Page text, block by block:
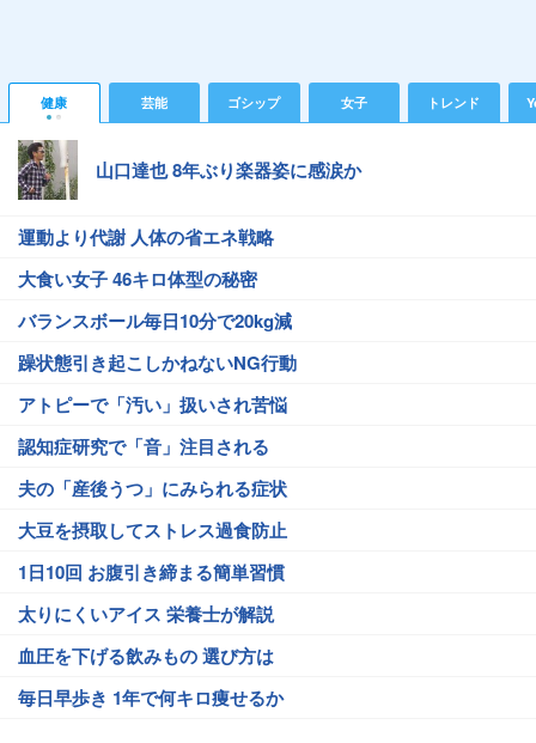
健康 芸能 ゴシップ 女子 トレンド
山口達也 8年ぶり楽器姿に感涙か
運動より代謝 人体の省エネ戦略
大食い女子 46キロ体型の秘密
バランスボール毎日10分で20kg減
躁状態引き起こしかねないNG行動
アトピーで「汚い」扱いされ苦悩
認知症研究で「音」注目される
夫の「産後うつ」にみられる症状
大豆を摂取してストレス過食防止
1日10回 お腹引き締まる簡単習慣
太りにくいアイス 栄養士が解説
血圧を下げる飲みもの 選び方は
毎日早歩き 1年で何キロ痩せるか